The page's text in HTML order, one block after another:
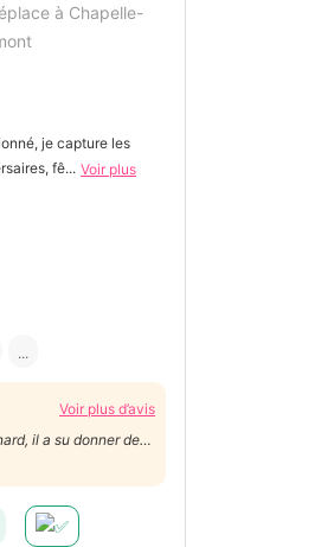
à Chapelle-
je capture les
fê... Voir plus
...
Voir plus d’avis
il a su donner des
! Je